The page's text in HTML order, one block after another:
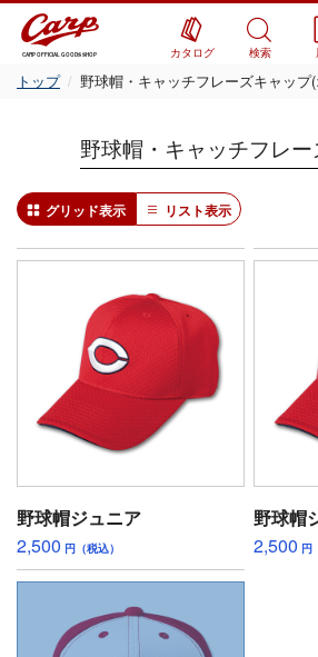
CARP OFFICIAL GOODS SHOP カタログ 検索
トップ 野球帽・キャッチフレーズキャップ
野球帽・キャッチフレ
グリッド表示 リスト表示
野球帽ジュニア
2,500 円（税込）
野球帽
2,500 円